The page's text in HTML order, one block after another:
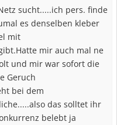
sucht.....ich pers. finde
es denselben kleber
mit
mir auch mal ne
und mir war sofort die
Geruch
bei dem
das solltet ihr
belebt ja